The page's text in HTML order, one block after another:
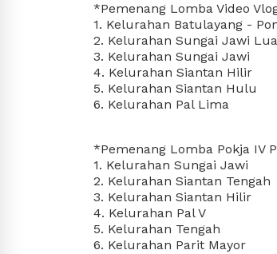
*Pemenang Lomba Video
1. Kelurahan Batulayang -
2. Kelurahan Sungai Jawi
3. Kelurahan Sungai Jawi
4. Kelurahan Siantan Hilir
5. Kelurahan Siantan Hulu
6. Kelurahan Pal Lima
*Pemenang Lomba Pokja IV
1. Kelurahan Sungai Jawi
2. Kelurahan Siantan Tengah
3. Kelurahan Siantan Hilir
4. Kelurahan Pal V
5. Kelurahan Tengah
6. Kelurahan Parit Mayor